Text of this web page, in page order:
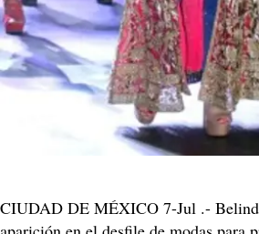
CIUDAD DE MÉXICO 7-Jul .-